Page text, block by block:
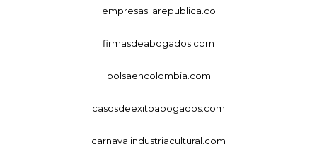
empresas.larepublica.co
firmasdeabogados.com
bolsaencolombia.com
casosdeexitoabogados.com
carnavalindustriacultural.com